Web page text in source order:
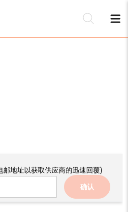
邮地址以获取供应商的迅速回覆)
确认